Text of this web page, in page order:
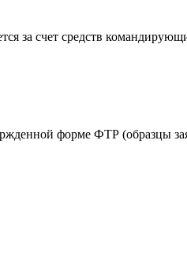
за счет средств
форме ФТР (образцы